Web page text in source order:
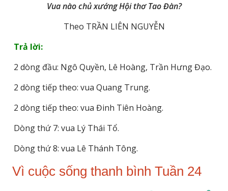
Vua nào chủ xướng Hội thơ Tao Đàn?
Theo TRẦN LIÊN NGUYỄN
Trả lời:
2 dòng đầu: Ngô Quyền, Lê Hoàng, Trần Hưng Đạo.
2 dòng tiếp theo: vua Quang Trung.
2 dòng tiếp theo: vua Đinh Tiên Hoàng.
Dòng thứ 7: vua Lý Thái Tổ.
Dòng thứ 8: vua Lê Thánh Tông.
Vì cuộc sống thanh bình Tuần 24